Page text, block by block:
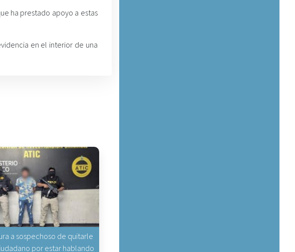
ha prestado apoyo a estas
en el interior de una
a sospechoso de quitarle
por estar hablando